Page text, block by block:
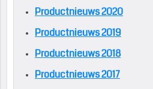
Productnieuws 2020
Productnieuws 2019
Productnieuws 2018
Productnieuws 2017